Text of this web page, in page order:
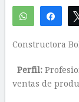
WhatsApp
Constructora
Perfil:
ventas de